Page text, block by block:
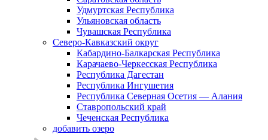
Удмуртская Республика
Ульяновская область
Чувашская Республика
Северо-Кавказский округ
Кабардино-Балкарская Республика
Карачаево-Черкесская Республика
Республика Дагестан
Республика Ингушетия
Республика Северная Осетия — Алания
Ставропольский край
Чеченская Республика
добавить озеро